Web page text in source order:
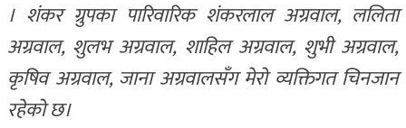
। शंकर ग्रुपका पारिवारिक शंकरलाल अग्रवाल, ललिता
अग्रवाल, शुलभ अग्रवाल, शाहिल अग्रवाल, शुभी अग्रवाल,
कृषिव अग्रवाल, जाना अग्रवालसँग मेरो व्यक्तिगत चिनजान
रहेको छ।